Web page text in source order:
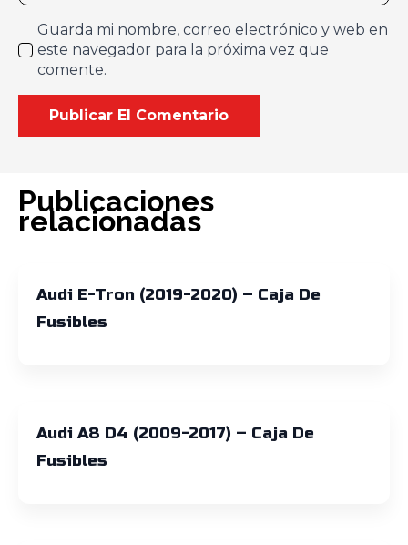
Guarda mi nombre, correo electrónico y web en
este navegador para la próxima vez que
comente.
Publicaciones
relacionadas
Audi E-Tron (2019-2020) – Caja De
Fusibles
Audi A8 D4 (2009-2017) – Caja De
Fusibles